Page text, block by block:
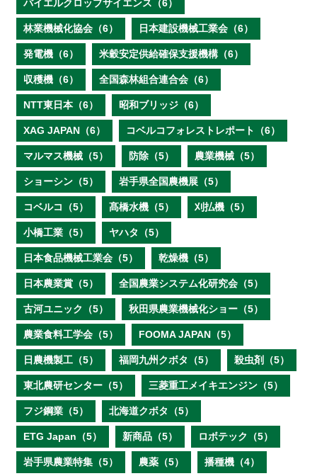
バイエルクロップサイエンス（6）
林業機械化協会（6） 日本建設機械工業会（6）
発電機（6） 米穀安定供給確保支援機構（6）
収穫機（6） 全国森林組合連合会（6）
NTT東日本（6） 昭和ブリッジ（6）
XAG JAPAN（6） コベルコフォレストレポート（6）
マルマス機械（5） 防除（5） 農業機械（5）
ショーシン（5） 岩手県全国農機展（5）
コベルコ（5） 髙橋水機（5） 刈払機（5）
小橋工業（5） ヤハタ（5）
日本食品機械工業会（5） 乾燥機（5）
日本農業賞（5） 全国農業システム化研究会（5）
古河ユニック（5） 秋田県農業機械化ショー（5）
農業食料工学会（5） FOOMA JAPAN（5）
日農機製工（5） 福岡九州クボタ（5） 殺虫剤（5）
東北農研センター（5） 三菱重工メイキエンジン（5）
フジ鋼業（5） 北海道クボタ（5）
ETG Japan（5） 新商品（5） ロボテック（5）
岩手県農業特集（5） 農薬（5） 播種機（4）